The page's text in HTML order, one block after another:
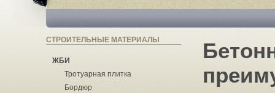
СТРОИТЕЛЬНЫЕ МАТЕРИАЛЫ
ЖБИ
Тротуарная плитка
Бордюр